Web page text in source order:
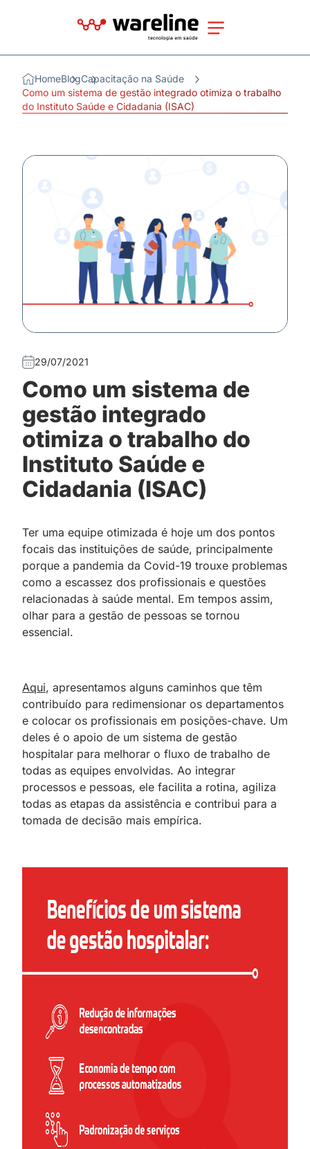
HomeBlogCapacitação na Saúde
Como um sistema de gestão integrado otimiza o trabalho
do Instituto Saúde e Cidadania (ISAC)
29/07/2021
Como um sistema de
gestão integrado
otimiza o trabalho do
Instituto Saúde e
Cidadania (ISAC)
Ter uma equipe otimizada é hoje um dos pontos
focais das instituições de saúde, principalmente
porque a pandemia da Covid-19 trouxe problemas
como a escassez dos profissionais e questões
relacionadas à saúde mental. Em tempos assim,
olhar para a gestão de pessoas se tornou
essencial.
Aqui, apresentamos alguns caminhos que têm
contribuído para redimensionar os departamentos
e colocar os profissionais em posições-chave. Um
deles é o apoio de um sistema de gestão
hospitalar para melhorar o fluxo de trabalho de
todas as equipes envolvidas. Ao integrar
processos e pessoas, ele facilita a rotina, agiliza
todas as etapas da assistência e contribui para a
tomada de decisão mais empírica.